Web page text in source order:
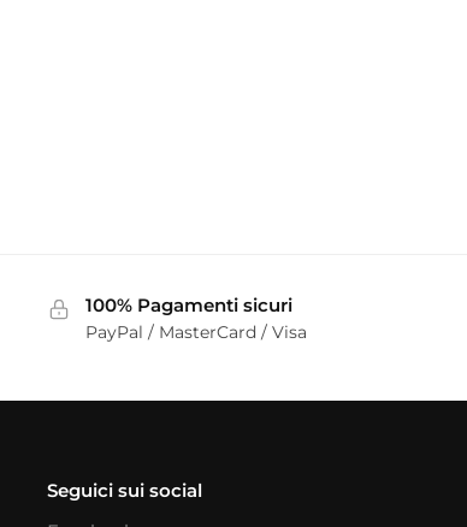
100% Pagamenti sicuri
PayPal / MasterCard / Visa
Seguici sui social